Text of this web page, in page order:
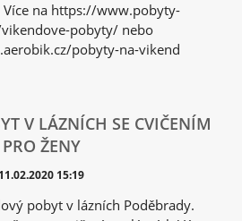
na https://www.pobyty-
pobyty/ nebo
pobyty-na-vikend
V LÁZNÍCH SE CVIČENÍM
PRO ŽENY
11.02.2020 15:19
pobyt v lázních Poděbrady.